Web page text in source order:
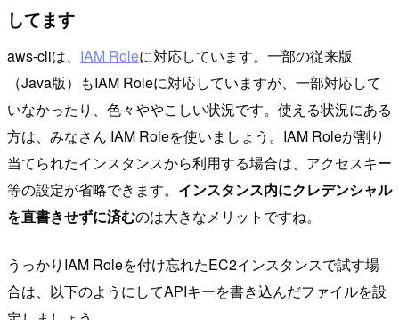
してます
aws-cliは、 IAM Roleに対応しています。一部の従来版
（Java版）もIAM Roleに対応していますが、一部対応して
いなかったり、色々ややこしい状況です。使える状況にある
方は、みなさん IAM Roleを使いましょう。IAM Roleが割り
当てられたインスタンスから利用する場合は、アクセスキー
等の設定が省略できます。 インスタンス内にクレデンシャル
を直書きせずに済むのは大きなメリットですね。
うっかりIAM Roleを付け忘れたEC2インスタンスで試す場
合は、以下のようにしてAPIキーを書き込んだファイルを設